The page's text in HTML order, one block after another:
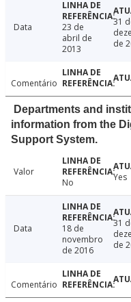
Data
23 de
abril de
2013
31
de
Comentário
Departments and
information from the
Support System.
Valor
No
Yes
Data
18 de
novembro
de 2016
31
de
Comentário